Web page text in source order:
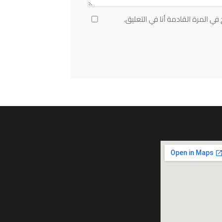
المرة القادمة أنا في التعليق.